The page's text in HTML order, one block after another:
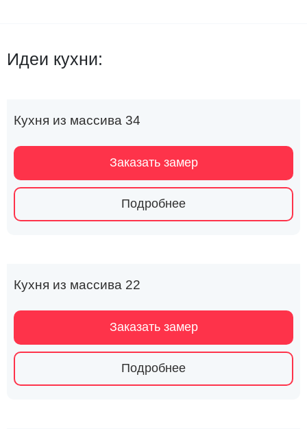
Идеи кухни:
Кухня из массива 34
Заказать замер
Подробнее
Кухня из массива 22
Заказать замер
Подробнее